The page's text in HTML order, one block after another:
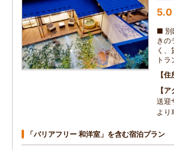
5.0
■ 別
きの
く
トラ
住
ア
送迎
より
「バリアフリー 和洋室」を含む宿泊プラン